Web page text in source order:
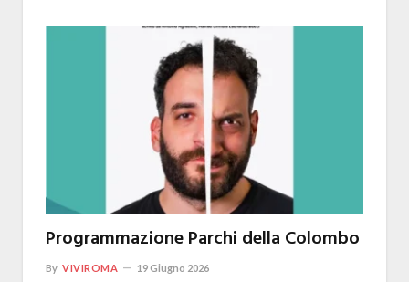
Programmazione Parchi della Colombo
By VIVIROMA 19 Giugno 2026